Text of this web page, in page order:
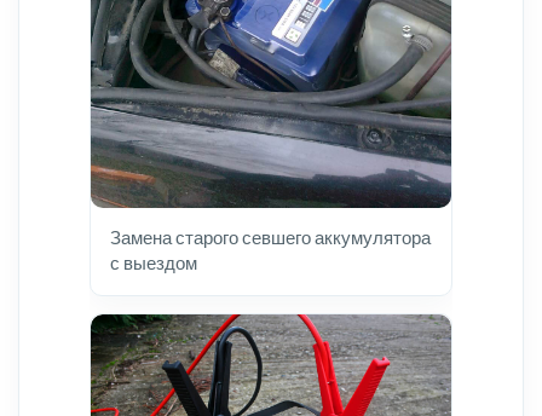
Замена старого севшего аккумулятора
с выездом